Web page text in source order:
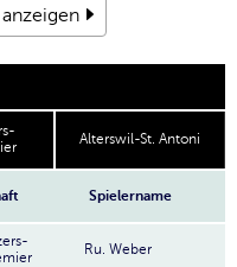
Alterswil-St. Antoni
Spielername
Ru. Weber